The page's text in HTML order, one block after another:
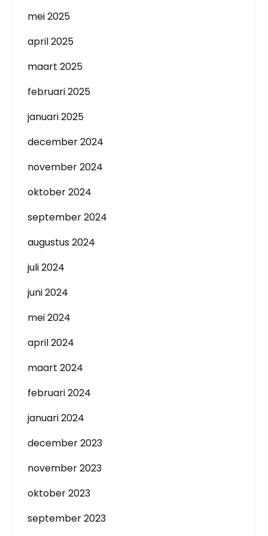
mei 2025
april 2025
maart 2025
februari 2025
januari 2025
december 2024
november 2024
oktober 2024
september 2024
augustus 2024
juli 2024
juni 2024
mei 2024
april 2024
maart 2024
februari 2024
januari 2024
december 2023
november 2023
oktober 2023
september 2023